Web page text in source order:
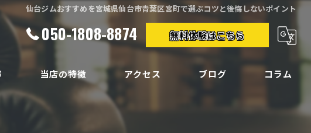
仙台ジムおすすめを宮城県仙台市青葉区宮町で選ぶコツと後悔しないポイント
050-1808-8874 無料体験はこちら
当店の特徴 アクセス ブログ コラム